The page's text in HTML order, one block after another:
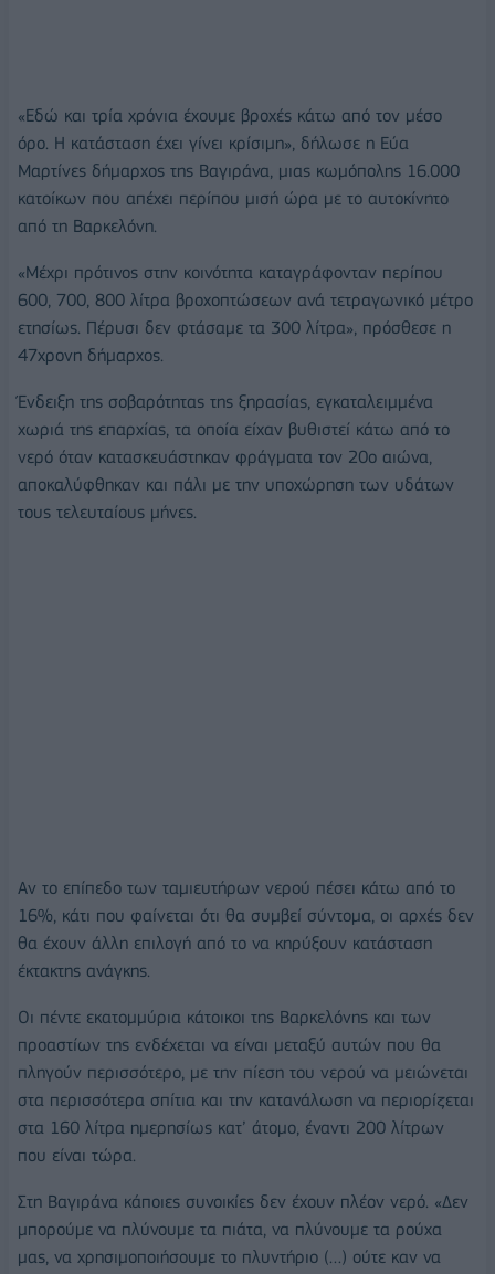
«Εδώ και τρία χρόνια έχουμε βροχές κάτω από τον μέσο
όρο. Η κατάσταση έχει γίνει κρίσιμη», δήλωσε η Εύα
Μαρτίνες δήμαρχος της Βαγιράνα, μιας κωμόπολης 16.000
κατοίκων που απέχει περίπου μισή ώρα με το αυτοκίνητο
από τη Βαρκελόνη.
«Μέχρι πρότινος στην κοινότητα καταγράφονταν περίπου
600, 700, 800 λίτρα βροχοπτώσεων ανά τετραγωνικό μέτρο
ετησίως. Πέρυσι δεν φτάσαμε τα 300 λίτρα», πρόσθεσε η
47χρονη δήμαρχος.
Ένδειξη της σοβαρότητας της ξηρασίας, εγκαταλειμμένα
χωριά της επαρχίας, τα οποία είχαν βυθιστεί κάτω από το
νερό όταν κατασκευάστηκαν φράγματα τον 20ο αιώνα,
αποκαλύφθηκαν και πάλι με την υποχώρηση των υδάτων
τους τελευταίους μήνες.
Αν το επίπεδο των ταμιευτήρων νερού πέσει κάτω από το
16%, κάτι που φαίνεται ότι θα συμβεί σύντομα, οι αρχές δεν
θα έχουν άλλη επιλογή από το να κηρύξουν κατάσταση
έκτακτης ανάγκης.
Οι πέντε εκατομμύρια κάτοικοι της Βαρκελόνης και των
προαστίων της ενδέχεται να είναι μεταξύ αυτών που θα
πληγούν περισσότερο, με την πίεση του νερού να μειώνεται
στα περισσότερα σπίτια και την κατανάλωση να περιορίζεται
στα 160 λίτρα ημερησίως κατ’ άτομο, έναντι 200 λίτρων
που είναι τώρα.
Στη Βαγιράνα κάποιες συνοικίες δεν έχουν πλέον νερό. «Δεν
μπορούμε να πλύνουμε τα πιάτα, να πλύνουμε τα ρούχα
μας, να χρησιμοποιήσουμε το πλυντήριο (…) ούτε καν να